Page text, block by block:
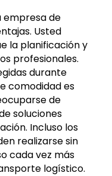
empresa de
Usted
la planificación y
profesionales.
durante
comodidad es
de
soluciones
Incluso los
realizarse sin
cada vez más
logístico.